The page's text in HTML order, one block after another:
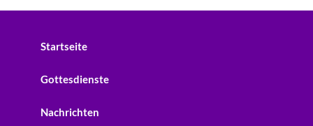
Startseite
Gottesdienste
Nachrichten